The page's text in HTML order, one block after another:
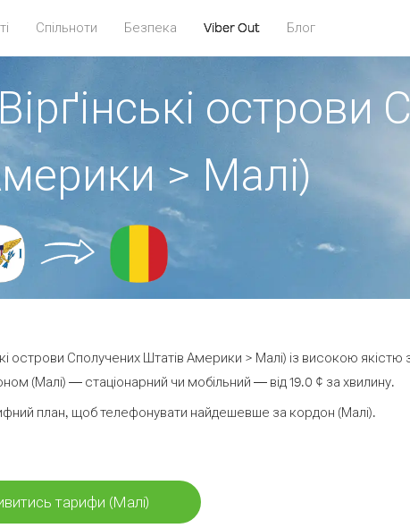
Спільноти Безпека Viber Out Блог
острови
> Малі)
острови Сполучених Штатів Америки > Малі) із високою якістю
(Малі) — стаціонарний чи мобільний — від 19.0 ¢ за хвилину.
план, щоб телефонувати найдешевше за кордон (Малі).
тарифи (Малі)